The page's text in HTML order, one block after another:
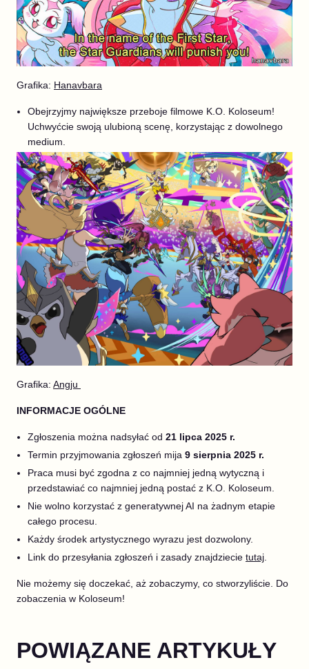
Grafika: Hanavbara
Obejrzyjmy największe przeboje filmowe K.O. Koloseum!
Uchwyćcie swoją ulubioną scenę, korzystając z dowolnego
medium.
Grafika: Angju
INFORMACJE OGÓLNE
Zgłoszenia można nadsyłać od 21 lipca 2025 r.
Termin przyjmowania zgłoszeń mija 9 sierpnia 2025 r.
Praca musi być zgodna z co najmniej jedną wytyczną i
przedstawiać co najmniej jedną postać z K.O. Koloseum.
Nie wolno korzystać z generatywnej AI na żadnym etapie
całego procesu.
Każdy środek artystycznego wyrazu jest dozwolony.
Link do przesyłania zgłoszeń i zasady znajdziecie tutaj
Nie możemy się doczekać, aż zobaczymy, co stworzyliście. Do
zobaczenia w Koloseum!
POWIĄZANE ARTYKUŁY